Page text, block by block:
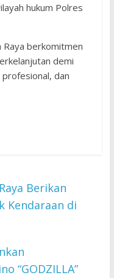
hukum Polres
Raya berkomitmen
demi
dan
Berikan
Kendaraan di
“GODZILLA”